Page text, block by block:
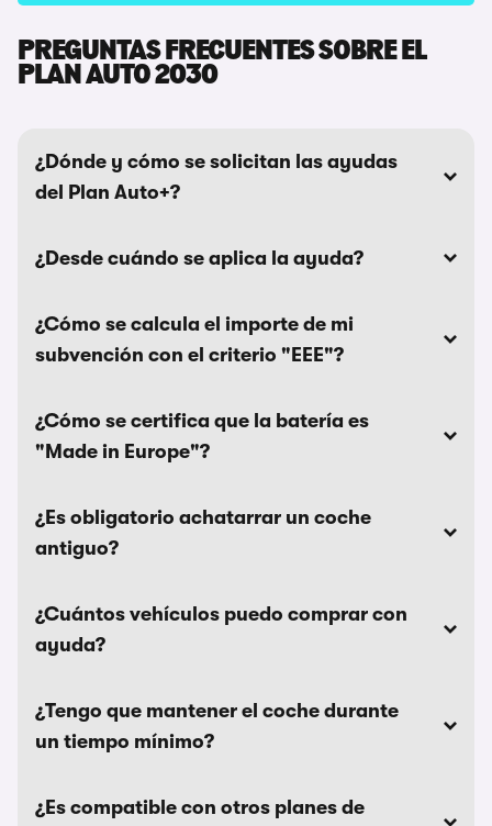
PREGUNTAS FRECUENTES SOBRE EL
PLAN AUTO 2030
¿Dónde y cómo se solicitan las ayudas
del Plan Auto+?
¿Desde cuándo se aplica la ayuda?
¿Cómo se calcula el importe de mi
subvención con el criterio "EEE"?
¿Cómo se certifica que la batería es
"Made in Europe"?
¿Es obligatorio achatarrar un coche
antiguo?
¿Cuántos vehículos puedo comprar con
ayuda?
¿Tengo que mantener el coche durante
un tiempo mínimo?
¿Es compatible con otros planes de